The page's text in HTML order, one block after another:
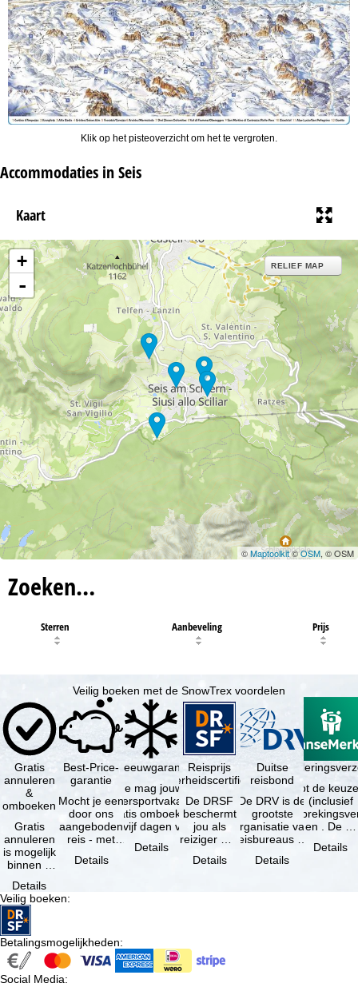
Klik op het pisteoverzicht om het te vergroten.
Accommodaties in Seis
Kaart
+
-
RELIEF MAP
©Maptoolkit©OSM, © OSM
Zoeken…
Sterren Aanbeveling Prijs
Veilig boeken met de SnowTrex voordelen
Gratis
annuleren
&
omboeken
Gratis
annuleren
is mogelijk
binnen 5
de
boeking,
als jouw
vakantie …
Details
Best-Price-
garantie
Mocht je een
door ons
aangeboden
reis - met
beschikbaarheid
Details
Sneeuwgarantie
Je mag jouw
wintersportvakantie
gratis omboeken
als vijf dagen voor
Details
Reisprijs
zekerheidscertificaat
De DRSF
beschermt
jou als
reiziger met
pakketreis
Details
Duitse
reisbond
De DRV is de
grootste
organisatie van
reisbureaus en
in Duitsland. …
Details
Je hebt de
(inclusief
en . De …
Details
Veilig boeken:
Betalingsmogelijkheden:
Social Media: